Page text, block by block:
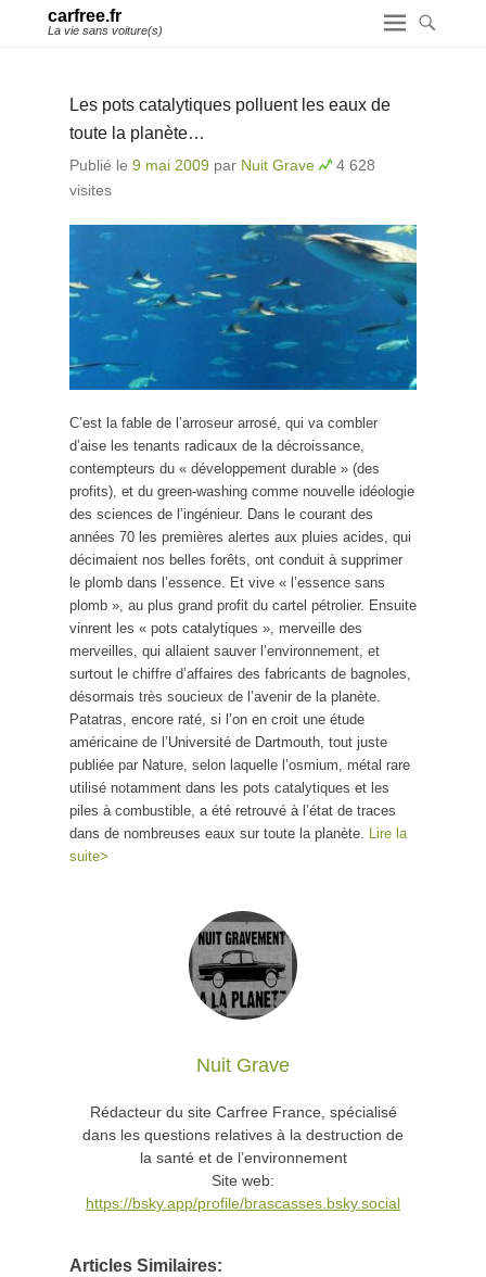
carfree.fr
La vie sans voiture(s)
Les pots catalytiques polluent les eaux de
toute la planète…
Publié le 9 mai 2009 par Nuit Grave
4 628
visites
C’est la fable de l’arroseur arrosé, qui va combler
d’aise les tenants radicaux de la décroissance,
contempteurs du « développement durable » (des
profits), et du green-washing comme nouvelle idéologie
des sciences de l’ingénieur. Dans le courant des
années 70 les premières alertes aux pluies acides, qui
décimaient nos belles forêts, ont conduit à supprimer
le plomb dans l’essence. Et vive « l’essence sans
plomb », au plus grand profit du cartel pétrolier. Ensuite
vinrent les « pots catalytiques », merveille des
merveilles, qui allaient sauver l’environnement, et
surtout le chiffre d’affaires des fabricants de bagnoles,
désormais très soucieux de l’avenir de la planète.
Patatras, encore raté, si l’on en croit une étude
américaine de l’Université de Dartmouth, tout juste
publiée par Nature, selon laquelle l’osmium, métal rare
utilisé notamment dans les pots catalytiques et les
piles à combustible, a été retrouvé à l’état de traces
dans de nombreuses eaux sur toute la planète. Lire la
suite>
Nuit Grave
Rédacteur du site Carfree France, spécialisé
dans les questions relatives à la destruction de
la santé et de l’environnement
Site web:
https://bsky.app/profile/brascasses.bsky.social
Articles Similaires: